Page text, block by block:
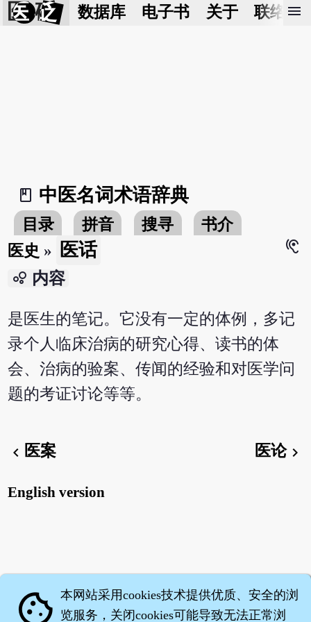
医 砭 数据库 电子书 关于 联络我
menu
book_2
中医名词术语辞典
目录 拼音 搜寻
书介
医史 » 医话
hearing
bubble_chart 内容
是医生的笔记。它没有一定的体例，多记
录个人临床治病的研究心得、读书的体
会、治病的验案、传闻的经验和对医学问
题的考证讨论等等。
chevron_left 医案 医论chevron_right
English version
cookie 本网站采用cookies技术提供优质、安全的浏
览服务，关闭cookies可能导致无法正常浏